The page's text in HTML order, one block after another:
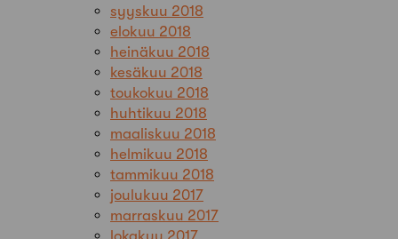
syyskuu 2018
elokuu 2018
heinäkuu 2018
kesäkuu 2018
toukokuu 2018
huhtikuu 2018
maaliskuu 2018
helmikuu 2018
tammikuu 2018
joulukuu 2017
marraskuu 2017
lokakuu 2017